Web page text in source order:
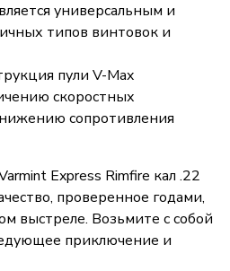
универсальным и
типов винтовок и
пули V-Max
скоростных
сопротивления
Express Rimfire кал .22
проверенное годами,
выстреле. Возьмите с собой
приключение и